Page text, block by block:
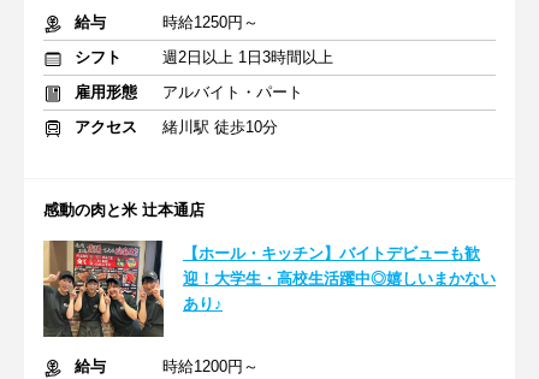
給与
時給1250円～
シフト
週2日以上 1日3時間以上
雇用形態
アルバイト・パート
アクセス
緒川駅 徒歩10分
感動の肉と米 辻本通店
【ホール・キッチン】バイトデビューも歓
迎！大学生・高校生活躍中◎嬉しいまかない
あり♪
給与
時給1200円～